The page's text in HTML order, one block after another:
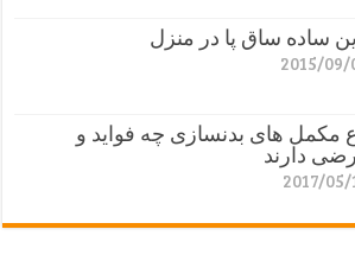
ساده ساق پا در منزل
2015/09/
مکمل های بدنسازی چه فواید و
دارند
2017/05/